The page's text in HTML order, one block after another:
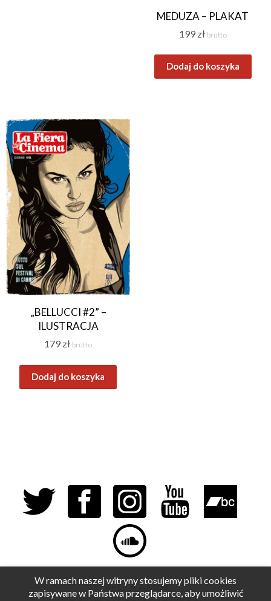
MEDUZA – PLAKAT
199 zł brutto
Dodaj do koszyka
„BELLUCCI #2” –
ILUSTRACJA
179 zł brutto
Dodaj do koszyka
REGULAMIN
W ramach naszej witryny stosujemy pliki cookies
zapisywane w Państwa przeglądarce, aby umożliwić